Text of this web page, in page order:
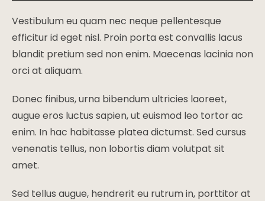
Vestibulum eu quam nec neque pellentesque
efficitur id eget nisl. Proin porta est convallis lacus
blandit pretium sed non enim. Maecenas lacinia non
orci at aliquam.
Donec finibus, urna bibendum ultricies laoreet,
augue eros luctus sapien, ut euismod leo tortor ac
enim. In hac habitasse platea dictumst. Sed cursus
venenatis tellus, non lobortis diam volutpat sit
amet.
Sed tellus augue, hendrerit eu rutrum in, porttitor at